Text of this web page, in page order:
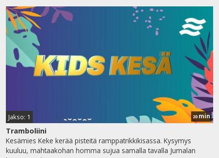
Jakso: 1 20min
Tramboliini
Kesämies Keke kerää pisteitä ramppatrikkikisassa. Kysymys
kuuluu, mahtaakohan homma sujua samalla tavalla Jumalan